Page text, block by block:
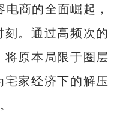
电商的全面崛起，
刻。通过高频次的
将原本局限于圈层
家经济下的解压